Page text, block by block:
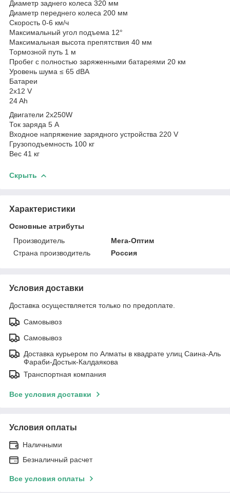
Диаметр заднего колеса 320 мм
Диаметр переднего колеса 200 мм
Скорость 0-6 км/ч
Максимальный угол подъема 12°
Максимальная высота препятствия 40 мм
Тормозной путь 1 м
Пробег с полностью заряженными батареями 20 км
Уровень шума ≤ 65 dBA
Батареи
2х12 V
24 Ah
Двигатели 2x250W
Ток заряда 5 А
Входное напряжение зарядного устройства 220 V
Грузоподъемность 100 кг
Вес 41 кг
Скрыть
Характеристики
Основные атрибуты
Производитель
Мега-Оптим
Страна производитель
Россия
Условия доставки
Доставка осуществляется только по предоплате.
Самовывоз
Самовывоз
Доставка курьером по Алматы в квадрате улиц Саина-Аль
Фараби-Достык-Калдаякова
Транспортная компания
Все условия доставки
Условия оплаты
Наличными
Безналичный расчет
Все условия оплаты